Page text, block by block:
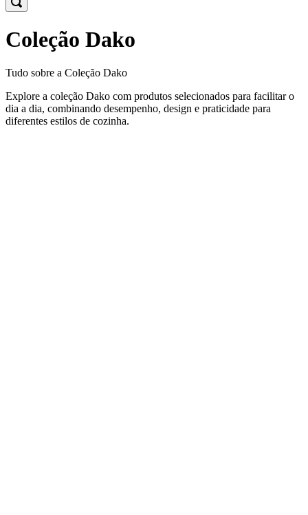
Coleção Dako
Tudo sobre a Coleção Dako
Explore a coleção Dako com produtos selecionados para facilitar o
dia a dia, combinando desempenho, design e praticidade para
diferentes estilos de cozinha.